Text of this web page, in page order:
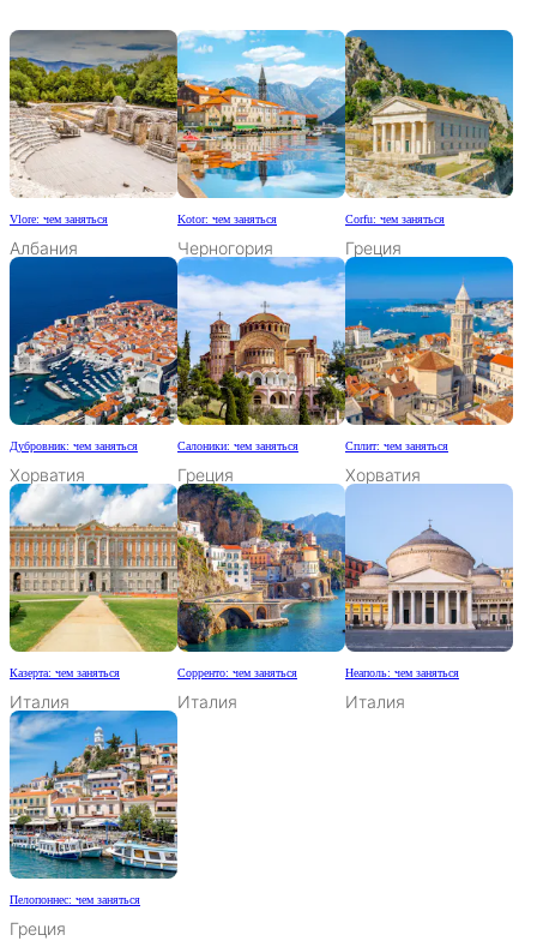
Vlore: чем заняться
Албания
Kotor: чем заняться
Черногория
Corfu: чем заняться
Греция
Дубровник: чем заняться
Хорватия
Салоники: чем заняться
Греция
Сплит: чем заняться
Хорватия
Казерта: чем заняться
Италия
Сорренто: чем заняться
Италия
Неаполь: чем заняться
Италия
Пелопоннес: чем заняться
Греция